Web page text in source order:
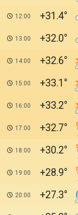
12:00 +31.4
13:00 +32.0
14:00 +32.6
15:00 +33.1
16:00 +33.2
17:00 +32.7
18:00 +30.2
19:00 +28.9
20:00 +27.3